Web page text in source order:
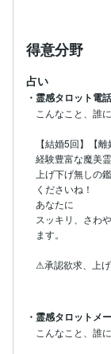
得意分野
占い
・霊感タロット電
こんなこと、誰
【結婚5回】【
経験豊富な魔美
上げ下げ無しの
くださいね！
あなたに
スッキリ、さわ
ます。
⚠承認欲求、上
・霊感タロットメ
こんなこと、誰